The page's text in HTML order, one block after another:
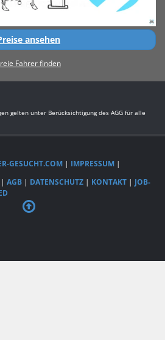
ansehen
Fahrer finden
gelten unter Berücksichtigung des AGG für alle
GESUCHT.COM | IMPRESSUM |
| AGB | DATENSCHUTZ | KONTAKT | JOB-